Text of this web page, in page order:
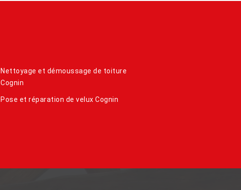
Nettoyage et démoussage de toiture
Cognin
Pose et réparation de velux Cognin